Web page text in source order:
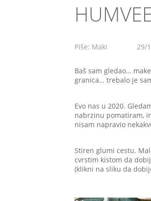
Piše: Maki 29/
Baš sam gledao…
granica… trebalo je
Evo nas u 2020.
nabrzinu pomatiram,
nisam napravio
Stiren glumi cestu.
cvrstim kistom da
(klikni na sliku da